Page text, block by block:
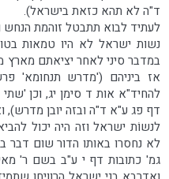
ד"ה לא תהא כזאת בישראל).
לעתיד לבוא תתבטל זוהמת
נשות ישראל לא היו טמאות
במדבר סיני לאחר יציאתם
אז ביניהם ('מדרש תנחומא'
להחיד"א אות ד סימן יג, וכן
דף פג ע"א ד"ה ובזה יובן מדרש),
לנשוֹת ישראל וזה היה יכול
לא נחסרו באותו הדור שום דבר
גמ' כתובות דף י ע"ב בשם ר'